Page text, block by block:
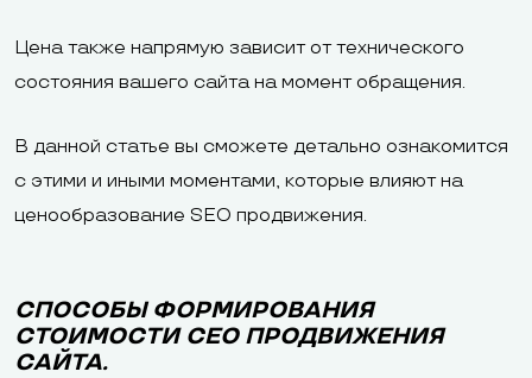
Цена также напрямую зависит от технического
состояния вашего сайта на момент обращения.
В данной статье вы сможете детально ознакомится
с этими и иными моментами, которые влияют на
ценообразование SEO продвижения.
СПОСОБЫ ФОРМИРОВАНИЯ
СТОИМОСТИ СЕО ПРОДВИЖЕНИЯ
САЙТА.